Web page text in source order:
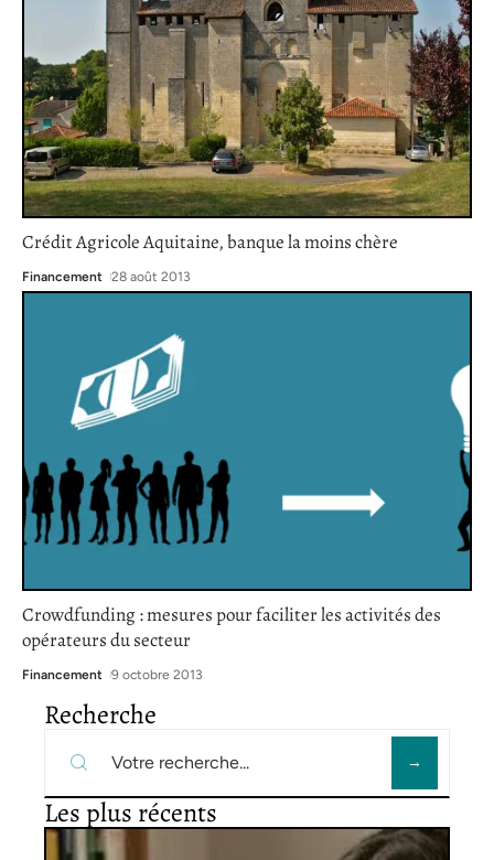
Crédit Agricole Aquitaine, banque la moins chère
Financement 28 août 2013
Crowdfunding : mesures pour faciliter les activités des
opérateurs du secteur
Financement 9 octobre 2013
Recherche
Les plus récents